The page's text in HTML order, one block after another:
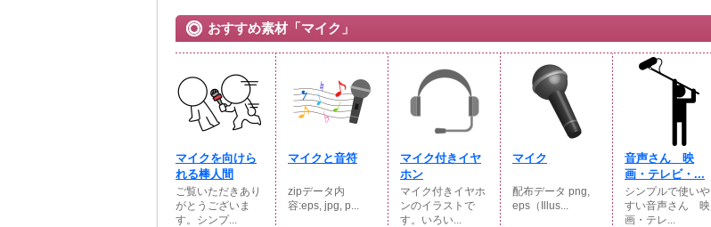
おすすめ素材「マイク」
マイクを向けら
れる棒人間
ご覧いただきあり
がとうございま
す。シンプ...
マイクと音符
zipデータ内
容:eps, jpg, p...
マイク付きイヤ
ホン
マイク付きイヤホ
ンのイラストで
す。いろい...
マイク
配布データ png,
eps（Illus...
音声さん 映
画・テレビ・...
シンプルで使いや
すい音声さん 映
画・テレ...